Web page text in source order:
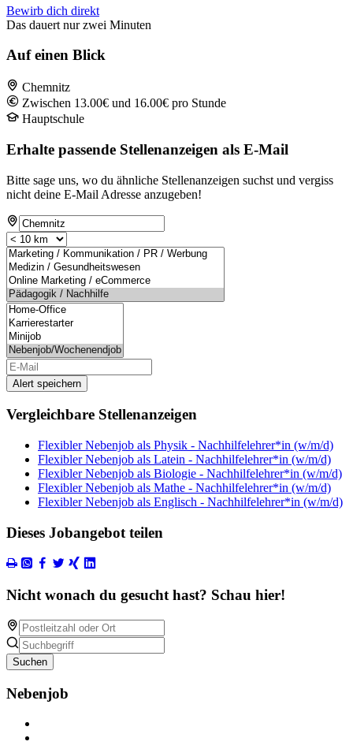
Bewirb dich direkt
Das dauert nur zwei Minuten
Auf einen Blick
Chemnitz
Zwischen 13.00€ und 16.00€ pro Stunde
Hauptschule
Erhalte passende Stellenanzeigen als E-Mail
Bitte sage uns, wo du ähnliche Stellenanzeigen suchst und vergiss
nicht deine E-Mail Adresse anzugeben!
Alert speichern
Vergleichbare Stellenanzeigen
Flexibler Nebenjob als Physik - Nachhilfelehrer*in (w/m/d)
Flexibler Nebenjob als Latein - Nachhilfelehrer*in (w/m/d)
Flexibler Nebenjob als Biologie - Nachhilfelehrer*in (w/m/d)
Flexibler Nebenjob als Mathe - Nachhilfelehrer*in (w/m/d)
Flexibler Nebenjob als Englisch - Nachhilfelehrer*in (w/m/d)
Dieses Jobangebot teilen
Nicht wonach du gesucht hast? Schau hier!
Suchen
Nebenjob